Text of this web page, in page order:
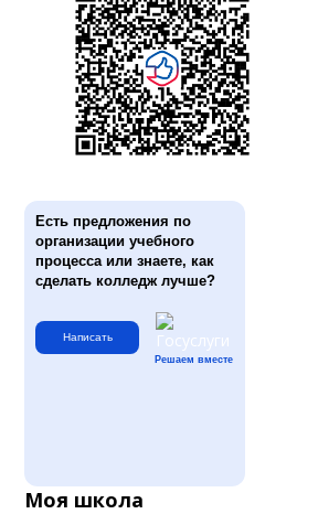
Есть предложения по
организации учебного
процесса или знаете, как
сделать колледж лучше?
Написать
Решаем вместе
Моя школа